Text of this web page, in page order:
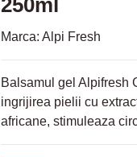
250ml
Marca: Alpi Fresh
Balsamul gel Alpifresh
ingrijirea pielii cu
africane, stimuleaza